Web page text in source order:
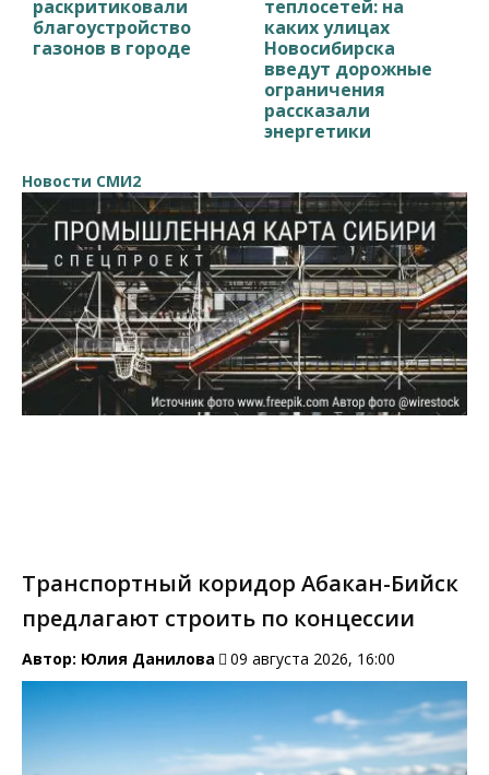
раскритиковали
благоустройство
газонов в городе
теплосетей: на
каких улицах
Новосибирска
введут дорожные
ограничения
рассказали
энергетики
Новости СМИ2
Транспортный коридор Абакан-Бийск
предлагают строить по концессии
Автор: Юлия Данилова 09 августа 2026, 16:00